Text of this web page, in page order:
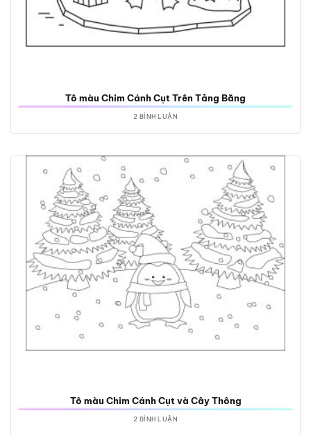
Tô màu Chim Cánh Cụt Trên Tảng Băng
2 BÌNH LUẬN
Tô màu Chim Cánh Cụt và Cây Thông
2 BÌNH LUẬN